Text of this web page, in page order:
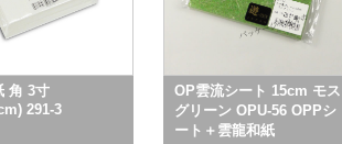
角 3寸
291-3
OP雲流シート 15cm モス
グリーン OPU-56 OPPシ
ート＋雲龍和紙